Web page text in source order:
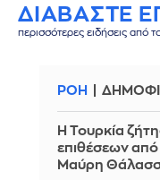
ΔΙΑΒΑΣΤΕ
περισσότερες ειδήσεις από
ΡΟΗ
Η Τουρκία
επιθέσεων
Μαύρη